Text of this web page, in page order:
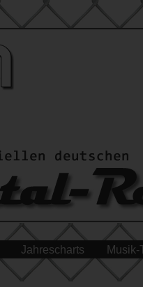
Jahrescharts Musik-